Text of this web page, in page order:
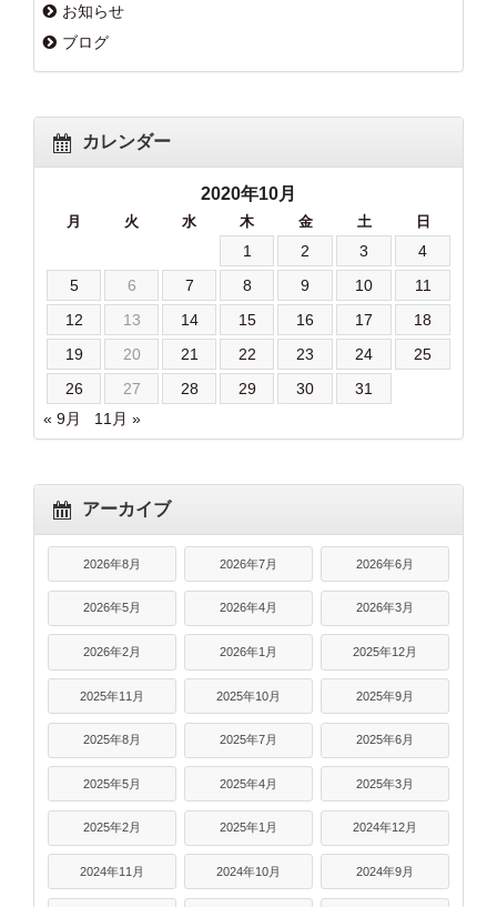
お知らせ
ブログ
カレンダー
2020年10月
月 火 水 木 金 土 日
1 2 3
4
5
6 7 8 9 10
11
12
13 14 15 16 17
18
19
20 21 22 23 24
25
26
27 28 29 30
31
« 9月
11月 »
アーカイブ
2026年8月 2026年7月 2026年6月
2026年5月 2026年4月 2026年3月
2026年2月 2026年1月 2025年12月
2025年11月 2025年10月 2025年9月
2025年8月 2025年7月 2025年6月
2025年5月 2025年4月 2025年3月
2025年2月 2025年1月 2024年12月
2024年11月 2024年10月 2024年9月